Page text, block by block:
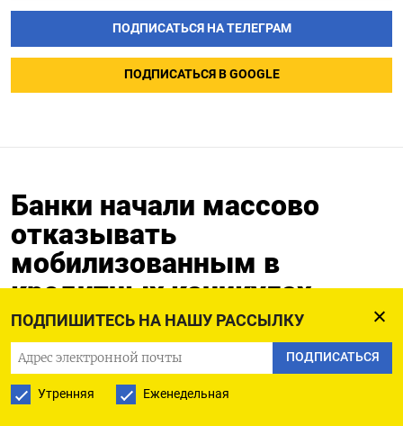
ПОДПИШИТЕСЬ НА НАШУ РАССЫЛКУ
ПОДПИСАТЬСЯ
Утренняя Еженедельная
ПОДПИСАТЬСЯ НА ТЕЛЕГРАМ
ПОДПИСАТЬСЯ В GOOGLE
Банки начали массово
отказывать
мобилизованным в
кредитных каникулах
28.11.2022